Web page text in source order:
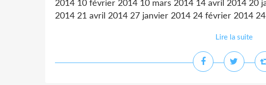
2014 10 février 2014 10 mars 2014 14 avril 2014 20
2014 21 avril 2014 27 janvier 2014 24 février 2014
Lire la suite